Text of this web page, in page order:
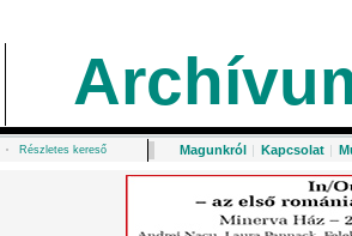
Részletes kereső Magunkról | Kapcsolat |